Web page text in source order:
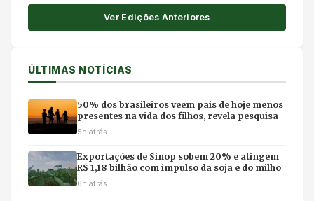
Ver Edições Anteriores
ÚLTIMAS NOTÍCIAS
50% dos brasileiros veem pais de hoje menos
presentes na vida dos filhos, revela pesquisa
5h atrás
Exportações de Sinop sobem 20% e atingem
R$ 1,18 bilhão com impulso da soja e do milho
6h atrás